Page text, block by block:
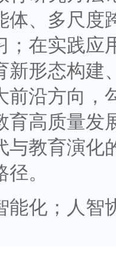
体、多尺度
；在实践应
新形态构建
前沿方向，
育高质量发
与教育演化
。
能化；人